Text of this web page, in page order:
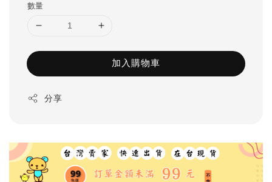
數量
加入購物車
分享